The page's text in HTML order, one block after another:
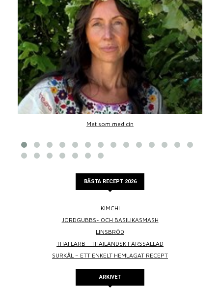
Mat som medicin
BÄSTA RECEPT 2026
KIMCHI
JORDGUBBS- OCH BASILIKASMASH
LINSBRÖD
THAI LARB - THAILÄNDSK FÄRSSALLAD
SURKÅL – ETT ENKELT HEMLAGAT RECEPT
ARKIVET